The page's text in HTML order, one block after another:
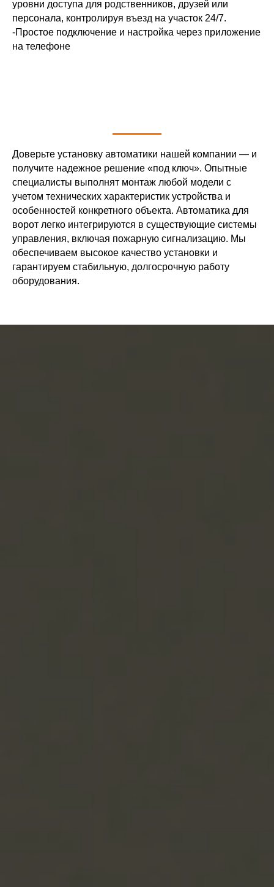
уровни доступа для родственников, друзей или
персонала, контролируя въезд на участок 24/7.
-Простое подключение и настройка через приложение
на телефоне
Доверьте установку автоматики нашей компании — и
получите надежное решение «под ключ». Опытные
специалисты выполнят монтаж любой модели с
учетом технических характеристик устройства и
особенностей конкретного объекта. Автоматика для
ворот легко интегрируются в существующие системы
управления, включая пожарную сигнализацию. Мы
обеспечиваем высокое качество установки и
гарантируем стабильную, долгосрочную работу
оборудования.